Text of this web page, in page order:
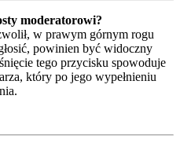
moderatorowi?
w prawym górnym rogu
powinien być widoczny
tego przycisku spowoduje
który po jego wypełnieniu